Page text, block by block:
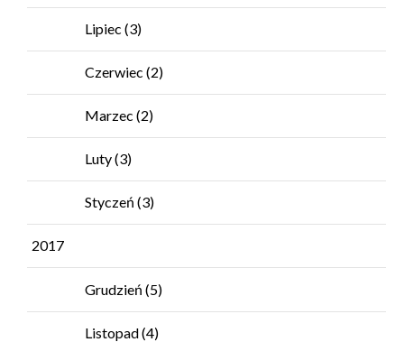
Lipiec (3)
Czerwiec (2)
Marzec (2)
Luty(3)
Styczeń (3)
2017
Grudzień (5)
Listopad(4)